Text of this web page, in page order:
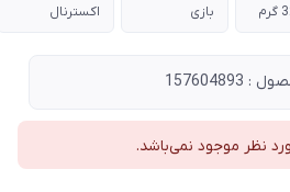
بازی اکسترنال
نظر موجود نمی‌باشد.